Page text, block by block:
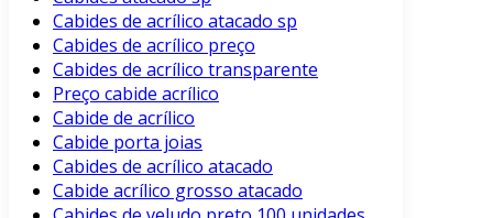
Cabides de acrílico atacado sp
Cabides de acrílico preço
Cabides de acrílico transparente
Preço cabide acrílico
Cabide de acrílico
Cabide porta joias
Cabides de acrílico atacado
Cabide acrílico grosso atacado